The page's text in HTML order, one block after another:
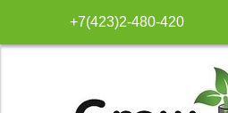
+7(423)2-480-420